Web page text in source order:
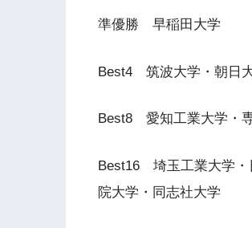
準優勝 早稲田大学
Best4 筑波大学・朝日
Best8 愛知工業大学・
Best16 埼玉工業大学・
院大学・同志社大学